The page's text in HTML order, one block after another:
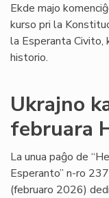
Ekde majo
kurso pri la
la Esperanta Civito,
historio.
Ukrajno
februara
La unua paĝo de
Esperanto” n-ro
(februaro 2026)